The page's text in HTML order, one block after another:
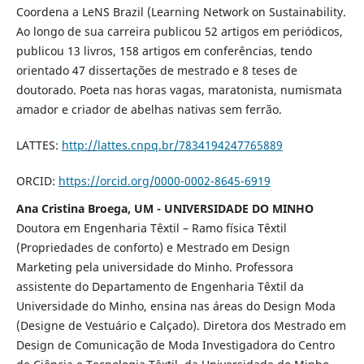
Coordena a LeNS Brazil (Learning Network on Sustainability.
Ao longo de sua carreira publicou 52 artigos em periódicos,
publicou 13 livros, 158 artigos em conferências, tendo
orientado 47 dissertações de mestrado e 8 teses de
doutorado. Poeta nas horas vagas, maratonista, numismata
amador e criador de abelhas nativas sem ferrão.
LATTES: http://lattes.cnpq.br/7834194247765889
ORCID: https://orcid.org/0000-0002-8645-6919
Ana Cristina Broega, UM - UNIVERSIDADE DO MINHO
Doutora em Engenharia Têxtil – Ramo física Têxtil
(Propriedades de conforto) e Mestrado em Design
Marketing pela universidade do Minho. Professora
assistente do Departamento de Engenharia Têxtil da
Universidade do Minho, ensina nas áreas do Design Moda
(Designe de Vestuário e Calçado). Diretora dos Mestrado em
Design de Comunicação de Moda Investigadora do Centro